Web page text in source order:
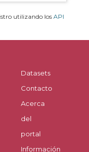
utilizando los API
Datasets
Contacto
Acerca
del
portal
Información